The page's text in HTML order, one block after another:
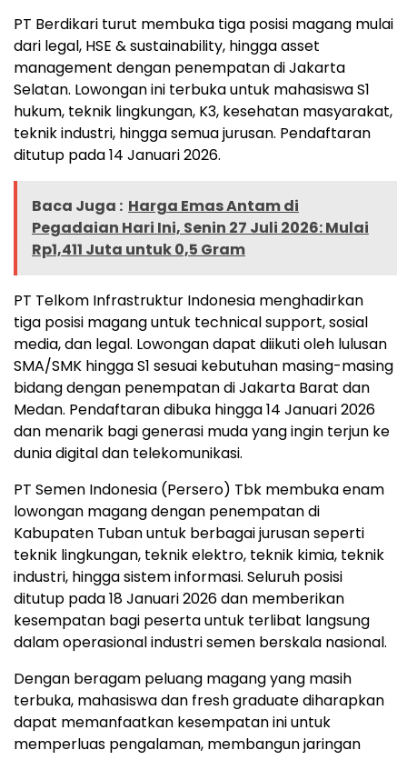
PT Berdikari turut membuka tiga posisi magang mulai
dari legal, HSE & sustainability, hingga asset
management dengan penempatan di Jakarta
Selatan. Lowongan ini terbuka untuk mahasiswa S1
hukum, teknik lingkungan, K3, kesehatan masyarakat,
teknik industri, hingga semua jurusan. Pendaftaran
ditutup pada 14 Januari 2026.
Baca Juga : Harga Emas Antam di
Pegadaian Hari Ini, Senin 27 Juli 2026: Mulai
Rp1,411 Juta untuk 0,5 Gram
PT Telkom Infrastruktur Indonesia menghadirkan
tiga posisi magang untuk technical support, sosial
media, dan legal. Lowongan dapat diikuti oleh lulusan
SMA/SMK hingga S1 sesuai kebutuhan masing-masing
bidang dengan penempatan di Jakarta Barat dan
Medan. Pendaftaran dibuka hingga 14 Januari 2026
dan menarik bagi generasi muda yang ingin terjun ke
dunia digital dan telekomunikasi.
PT Semen Indonesia (Persero) Tbk membuka enam
lowongan magang dengan penempatan di
Kabupaten Tuban untuk berbagai jurusan seperti
teknik lingkungan, teknik elektro, teknik kimia, teknik
industri, hingga sistem informasi. Seluruh posisi
ditutup pada 18 Januari 2026 dan memberikan
kesempatan bagi peserta untuk terlibat langsung
dalam operasional industri semen berskala nasional.
Dengan beragam peluang magang yang masih
terbuka, mahasiswa dan fresh graduate diharapkan
dapat memanfaatkan kesempatan ini untuk
memperluas pengalaman, membangun jaringan